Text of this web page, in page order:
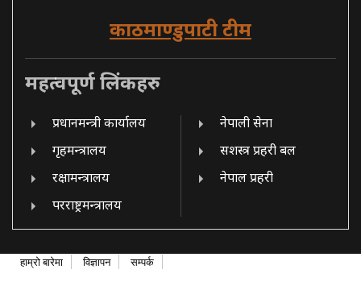
काठमाण्डुपाटी टीम
महत्वपूर्ण लिंकहरु
प्रधानमन्त्री कार्यालय
गृहमन्त्रालय
रक्षामन्त्रालय
परराष्ट्रमन्त्रालय
नेपाली सेना
सशस्त्र प्रहरी बल
नेपाल प्रहरी
हाम्रो बारेमा विज्ञापन सम्पर्क